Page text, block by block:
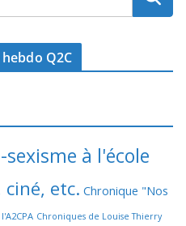
Q2C
à l'école
ciné, etc. Chronique "Nos
Chroniques de Louise Thierry